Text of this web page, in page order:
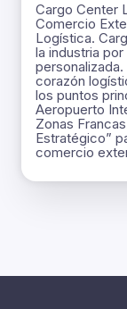
Cargo Center
Comercio
Logística.
la industria
corazón
los puntos
Aeropuerto
Zonas
Estratégico”
comercio